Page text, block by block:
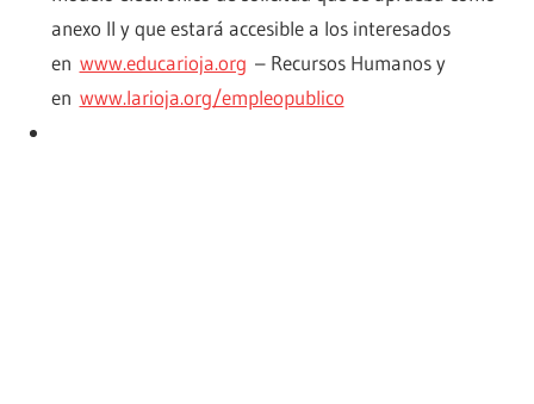
anexo II y que estará accesible a los interesados
en www.educarioja.org – Recursos Humanos y
en www.larioja.org/empleopublico